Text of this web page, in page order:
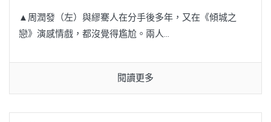
▲周潤發（左）與繆騫人在分手後多年，又在《傾城之
戀》演感情戲，都沒覺得尷尬。兩人...
閱讀更多